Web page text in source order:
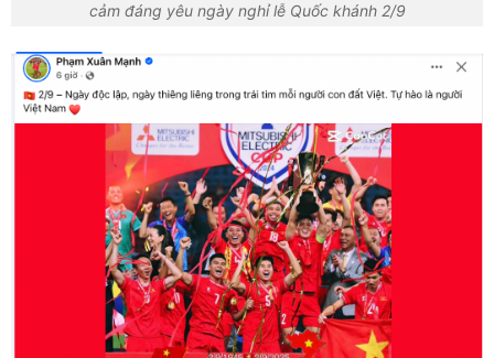
cảm đáng yêu ngày nghỉ lễ Quốc khánh 2/9